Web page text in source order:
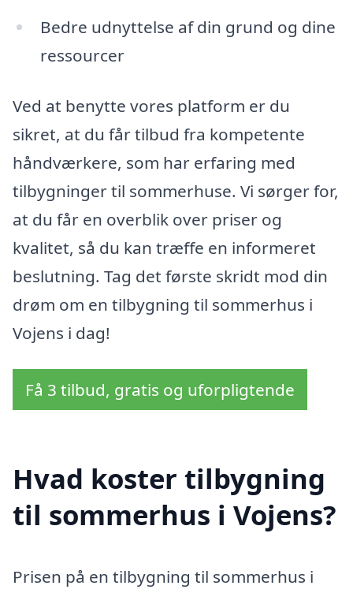
Bedre udnyttelse af din grund og dine
ressourcer
Ved at benytte vores platform er du
sikret, at du får tilbud fra kompetente
håndværkere, som har erfaring med
tilbygninger til sommerhuse. Vi sørger for,
at du får en overblik over priser og
kvalitet, så du kan træffe en informeret
beslutning. Tag det første skridt mod din
drøm om en tilbygning til sommerhus i
Vojens i dag!
Få 3 tilbud, gratis og uforpligtende
Hvad koster tilbygning
til sommerhus i Vojens?
Prisen på en tilbygning til sommerhus i